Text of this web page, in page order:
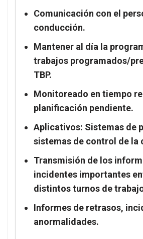
Comunicación con el
conducción.
Mantener al día la
trabajos programados/
TBP.
Monitoreado en tiempo
planificación pendiente.
Aplicativos: Sistemas de
sistemas de control de la
Transmisión de los
incidentes importantes
distintos turnos de
Informes de retrasos,
anormalidades.